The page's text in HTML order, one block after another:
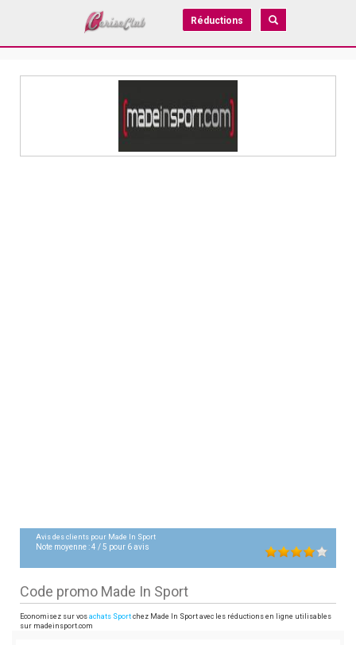
Réductions
Avis des clients pour Made In Sport
Note moyenne :4 /5 pour 6avis
Code promo Made In Sport
Economisez sur vos achats Sport chez Made In Sport avec les réductions en ligne utilisables
sur madeinsport.com